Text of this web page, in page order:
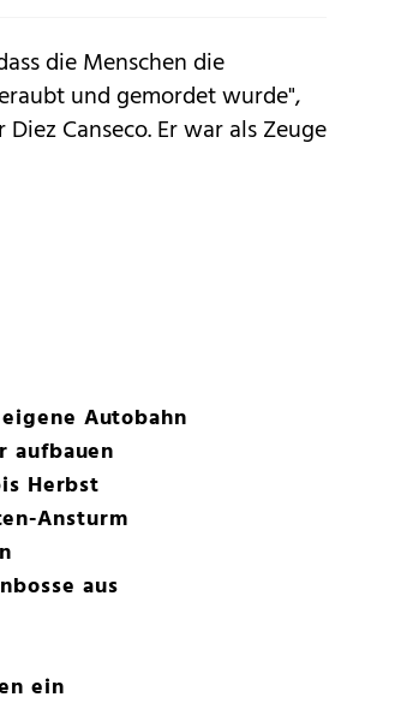
die Menschen die
und gemordet wurde",
Canseco. Er war als Zeuge
Autobahn
aufbauen
Herbst
Ansturm
aus
ein